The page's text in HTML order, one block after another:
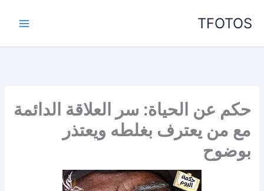
TFOTOS
حكم عن الحياة: سر العلاقة الدائمة
مع من يعترف بغلطه ويعتذر
بوضوح